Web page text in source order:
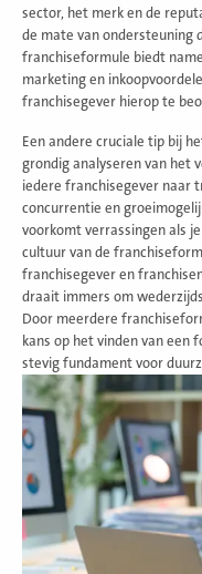
sector, het merk en de
de mate van ondersteuning
franchiseformule biedt
marketing en
franchisegever hierop te
Een andere cruciale tip bij
grondig analyseren van het
iedere franchisegever naar
concurrentie en
voorkomt verrassingen als
cultuur van de
franchisegever en
draait immers om
Door meerdere
kans op het vinden van een
stevig fundament voor